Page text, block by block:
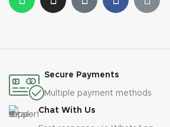
Secure Payments
Multiple payment methods
Chat With Us